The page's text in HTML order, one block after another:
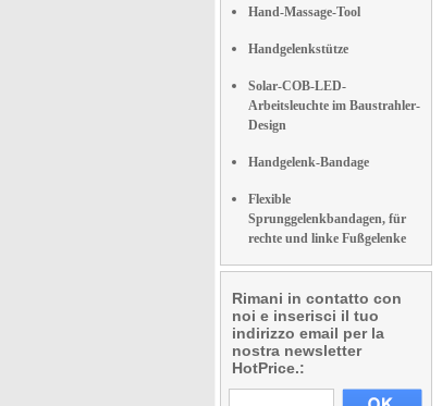
Hand-Massage-Tool
Handgelenkstütze
Solar-COB-LED-
Arbeitsleuchte im Baustrahler-
Design
Handgelenk-Bandage
Flexible
Sprunggelenkbandagen, für
rechte und linke Fußgelenke
Rimani in contatto con
noi e inserisci il tuo
indirizzo email per la
nostra newsletter
HotPrice.: